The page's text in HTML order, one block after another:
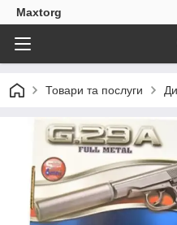
Maxtorg
Товари та послуги